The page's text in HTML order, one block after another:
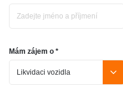
Mám zájem o *